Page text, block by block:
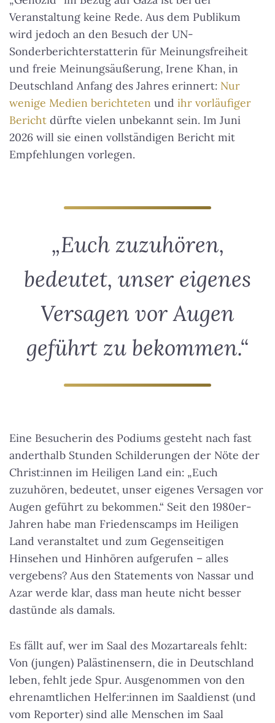
Veranstaltung keine Rede. Aus dem Publikum
wird jedoch an den Besuch der UN-
Sonderberichterstatterin für Meinungsfreiheit
und freie Meinungsäußerung, Irene Khan, in
Deutschland Anfang des Jahres erinnert: Nur
wenige Medien berichteten und ihr vorläufiger
Bericht dürfte vielen unbekannt sein. Im Juni
2026 will sie einen vollständigen Bericht mit
Empfehlungen vorlegen.
„Euch zuzuhören,
bedeutet, unser eigenes
Versagen vor Augen
geführt zu bekommen.“
Eine Besucherin des Podiums gesteht nach fast
anderthalb Stunden Schilderungen der Nöte der
Christ:innen im Heiligen Land ein: „Euch
zuzuhören, bedeutet, unser eigenes Versagen vor
Augen geführt zu bekommen.“ Seit den 1980er-
Jahren habe man Friedenscamps im Heiligen
Land veranstaltet und zum Gegenseitigen
Hinsehen und Hinhören aufgerufen – alles
vergebens? Aus den Statements von Nassar und
Azar werde klar, dass man heute nicht besser
dastünde als damals.
Es fällt auf, wer im Saal des Mozartareals fehlt:
Von (jungen) Palästinensern, die in Deutschland
leben, fehlt jede Spur. Ausgenommen von den
ehrenamtlichen Helfer:innen im Saaldienst (und
vom Reporter) sind alle Menschen im Saal